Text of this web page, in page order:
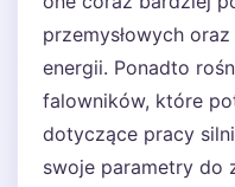
przemysłowych
energii. Ponadto
falowników, które
dotyczące pracy
swoje parametry do